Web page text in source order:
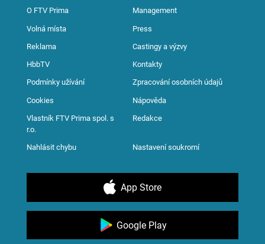
O FTV Prima Management
Volná místa Press
Reklama Castingy a výzvy
HbbTV Kontakty
Podmínky užívání Zpracování osobních údajů
Cookies Nápověda
Vlastník FTV Prima spol. s
r.o.
Redakce
Nahlásit chybu Nastavení soukromí
App Store
Google Play